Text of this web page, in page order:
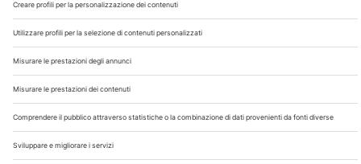
Chi Siamo
Contatti
Privacy